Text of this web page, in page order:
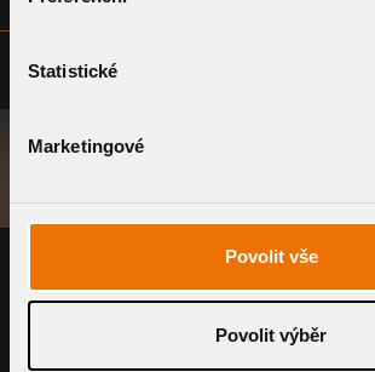
Statistické
Marketingové
Povolit vše
Povolit výběr
PRODUCTS